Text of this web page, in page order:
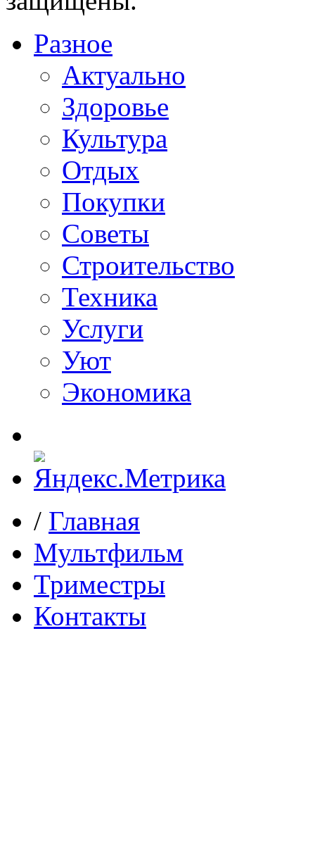
Разное
Актуально
Здоровье
Культура
Отдых
Покупки
Советы
Строительство
Техника
Услуги
Уют
Экономика
/ Главная
Мультфильм
Триместры
Контакты